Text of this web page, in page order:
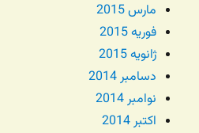
مارس 2015
فوریه 2015
ژانویه 2015
دسامبر 2014
نوامبر 2014
اکتبر 2014